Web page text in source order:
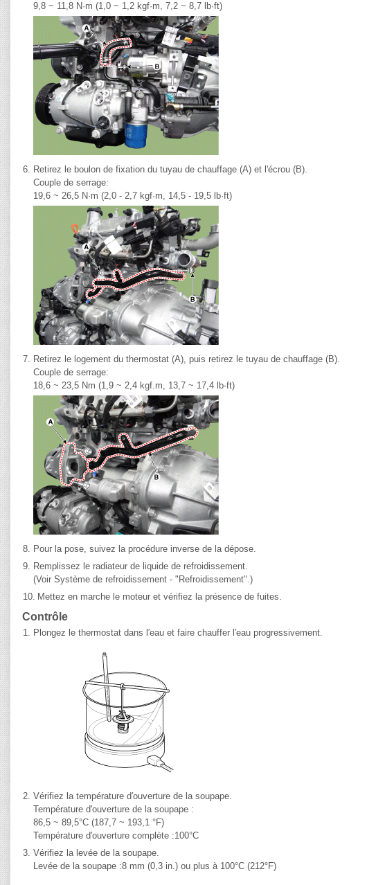
9,8 ~ 11,8 N·m (1,0 ~ 1,2 kgf·m, 7,2 ~ 8,7 lb·ft)
6. Retirez le boulon de fixation du tuyau de chauffage (A) et l'écrou (B).
Couple de serrage:
19,6 ~ 26,5 N·m (2,0 - 2,7 kgf·m, 14,5 - 19,5 lb·ft)
7. Retirez le logement du thermostat (A), puis retirez le tuyau de chauffage (B).
Couple de serrage:
18,6 ~ 23,5 Nm (1,9 ~ 2,4 kgf.m, 13,7 ~ 17,4 lb-ft)
8. Pour la pose, suivez la procédure inverse de la dépose.
9. Remplissez le radiateur de liquide de refroidissement.
(Voir Système de refroidissement - "Refroidissement".)
10. Mettez en marche le moteur et vérifiez la présence de fuites.
Contrôle
1. Plongez le thermostat dans l′eau et faire chauffer l′eau progressivement.
2. Vérifiez la température d′ouverture de la soupape.
Température d'ouverture de la soupape :
86,5 ~ 89,5°C (187,7 ~ 193,1 °F)
Température d'ouverture complète :100°C
3. Vérifiez la levée de la soupape.
Levée de la soupape :8 mm (0,3 in.) ou plus à 100°C (212°F)